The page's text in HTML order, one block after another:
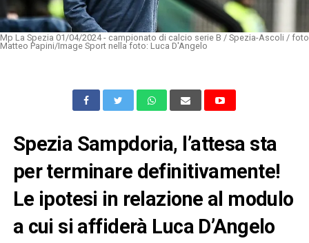
Mp La Spezia 01/04/2024 - campionato di calcio serie B / Spezia-Ascoli / foto
Matteo Papini/Image Sport nella foto: Luca D'Angelo
Spezia Sampdoria, l’attesa sta
per terminare definitivamente!
Le ipotesi in relazione al modulo
a cui si affiderà Luca D’Angelo